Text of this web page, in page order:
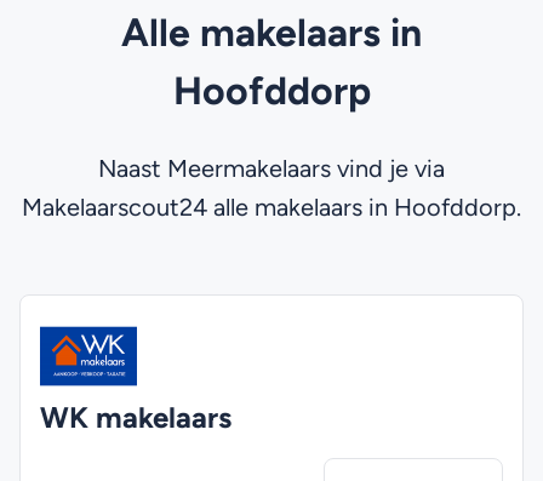
Alle makelaars in
Hoofddorp
Naast Meermakelaars vind je via
Makelaarscout24 alle makelaars in Hoofddorp.
WK makelaars